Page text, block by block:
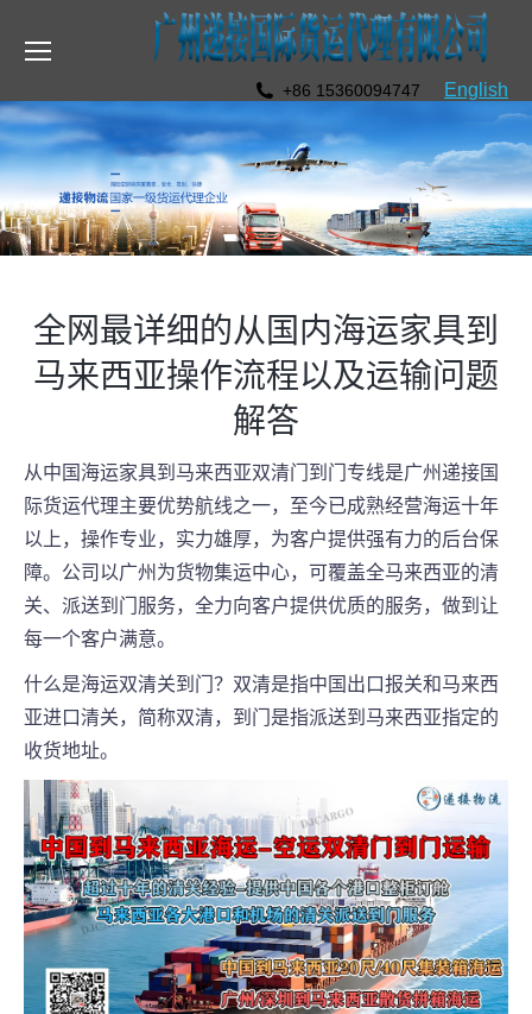
+86 15360094747 English
全网最详细的从国内海运家具到
马来西亚操作流程以及运输问题
解答
从中国海运家具到马来西亚双清门到门专线是广州递接国
际货运代理主要优势航线之一，至今已成熟经营海运十年
以上，操作专业，实力雄厚，为客户提供强有力的后台保
障。公司以广州为货物集运中心，可覆盖全马来西亚的清
关、派送到门服务，全力向客户提供优质的服务，做到让
每一个客户满意。
什么是海运双清关到门？双清是指中国出口报关和马来西
亚进口清关，简称双清，到门是指派送到马来西亚指定的
收货地址。